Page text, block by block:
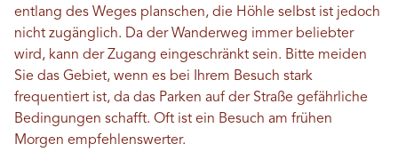
entlang des Weges planschen, die Höhle selbst ist jedoch
nicht zugänglich. Da der Wanderweg immer beliebter
wird, kann der Zugang eingeschränkt sein. Bitte meiden
Sie das Gebiet, wenn es bei Ihrem Besuch stark
frequentiert ist, da das Parken auf der Straße gefährliche
Bedingungen schafft. Oft ist ein Besuch am frühen
Morgen empfehlenswerter.